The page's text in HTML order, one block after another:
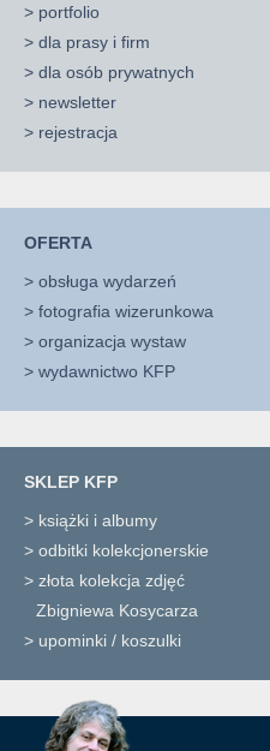
> portfolio
> dla prasy i firm
> dla osób prywatnych
> newsletter
> rejestracja
OFERTA
> obsługa wydarzeń
> fotografia wizerunkowa
> organizacja wystaw
> wydawnictwo KFP
SKLEP KFP
> książki i albumy
> odbitki kolekcjonerskie
> złota kolekcja zdjęć
Zbigniewa Kosycarza
> upominki / koszulki